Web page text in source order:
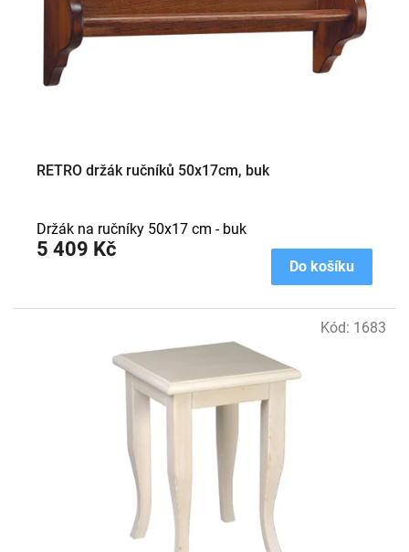
RETRO držák ručníků 50x17cm, buk
5 409 Kč
Do košíku
Držák na ručníky 50x17 cm - buk
Kód: 1683